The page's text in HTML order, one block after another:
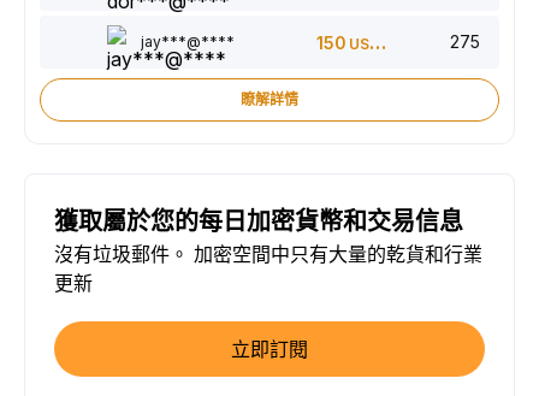
jay***@**** 150 USDT 275
瞭解詳情
獲取屬於您的每日加密貨幣和交易信息
沒有垃圾郵件。 加密空間中只有大量的乾貨和行業
更新
立即訂閱